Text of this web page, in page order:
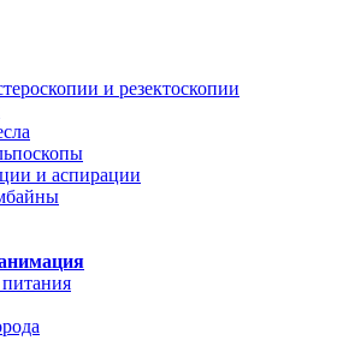
и резектоскопии
и аспирации